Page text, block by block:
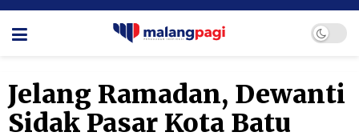
Jelang Ramadan, Dewanti
Sidak Pasar Kota Batu